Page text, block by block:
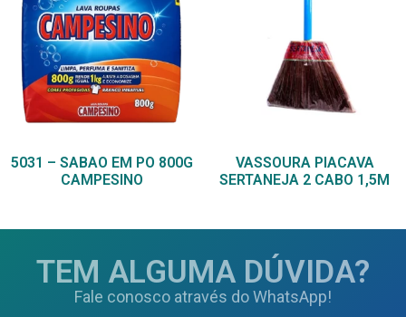
5031 – SABAO EM PO 800G
CAMPESINO
VASSOURA PIACAVA
SERTANEJA 2 CABO 1,5M
TEM ALGUMA DÚVIDA?
Fale conosco através do WhatsApp!